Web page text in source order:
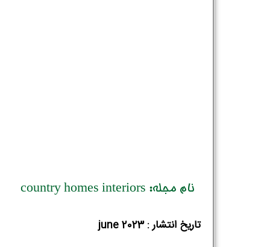
نام مجله: country homes interiors
تاریخ انتشار : june 2023